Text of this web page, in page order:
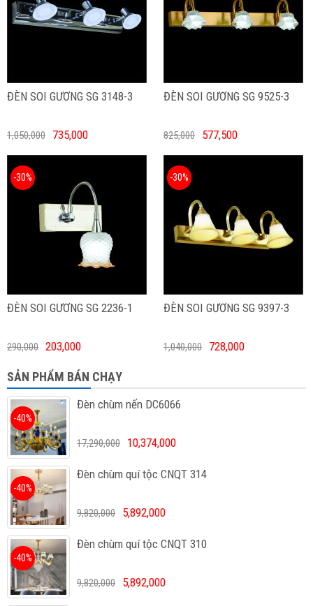
ĐÈN SOI GƯƠNG SG 3148-3
1,050,000 735,000
ĐÈN SOI GƯƠNG SG 9525-3
825,000 577,500
ĐÈN SOI GƯƠNG SG 2236-1
-30%
290,000 203,000
ĐÈN SOI GƯƠNG SG 9397-3
-30%
1,040,000 728,000
SẢN PHẨM BÁN CHẠY
Đèn chùm nến DC6066
-40%
17,290,000 10,374,000
Đèn chùm quí tộc CNQT 314
-40%
9,820,000 5,892,000
Đèn chùm quí tộc CNQT 310
-40%
9,820,000 5,892,000